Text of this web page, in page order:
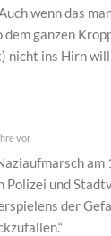
wenn das
ganzen
nicht ins Hirn
vor
Polizei und
der